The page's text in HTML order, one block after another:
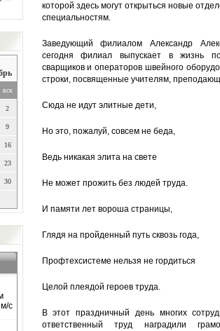
вск
2
9
16
23
30
которой здесь могут открыться новые
специальностям.
Заведующий филиалом Александр
сегодня филиал выпускает в жизнь
сварщиков и операторов швейного
строки, посвященные учителям,
Сюда не идут элитные дети,
Но это, пожалуй, совсем не беда,
Ведь никакая элита на свете
Не может прожить без людей труда.
И памяти лет вороша страницы,
Глядя на пройденный путь сквозь года,
Профтехсистеме нельзя не гордиться
Целой плеядой героев труда.
В этот праздничный день многих
ответственный труд наградили